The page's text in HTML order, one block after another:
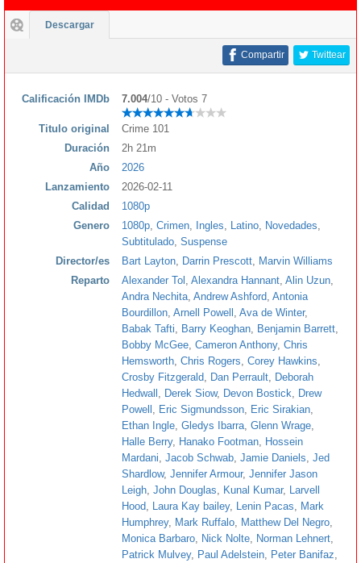
Descargar
Twittear
Compartir
Calificación IMDb 7.004/10 - Votos 7
Titulo original
Crime 101
Duración
2h 21m
Año
2026
Lanzamiento
2026-02-11
Calidad
1080p
Genero
1080p Crimen Ingles Latino Novedades
Subtitulado Suspense
Director/es
Bart Layton Darrin Prescott
Marvin Williams
Reparto
Alexander Tol Alexandra Hannant Alin Uzun
Andra Nechita Andrew Ashford Antonia
Bourdillon Arnell Powell Ava de Winter,
Babak Tafti
Barry Keoghan Benjamin Barrett
Bobby McGee Cameron Anthony, Chris
Hemsworth Chris Rogers Corey Hawkins
Crosby Fitzgerald
Dan Perrault
Deborah
Hedwall
Derek Siow, Devon Bostick
Drew
Powell
Eric Sigmundsson Eric Sirakian
Ethan Ingle Gledys Ibarra Glenn Wrage
Halle Berry, Hanako Footman
Hossein
Mardani Jacob Schwab Jamie Daniels Jed
Shardlow, Jennifer Armour, Jennifer Jason
Leigh John Douglas Kunal Kumar,
Larvell
Hood
Laura Kay bailey, Lenin Pacas
Mark
Humphrey, Mark Ruffalo Matthew Del Negro
Monica Barbaro
Nick Nolte Norman Lehnert
Patrick Mulvey, Paul Adelstein Peter Banifaz